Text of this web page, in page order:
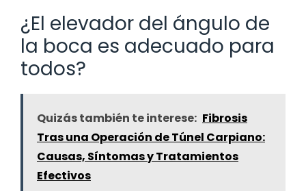
¿El elevador del ángulo de
la boca es adecuado para
todos?
Quizás también te interese: Fibrosis
Tras una Operación de Túnel Carpiano:
Causas, Síntomas y Tratamientos
Efectivos